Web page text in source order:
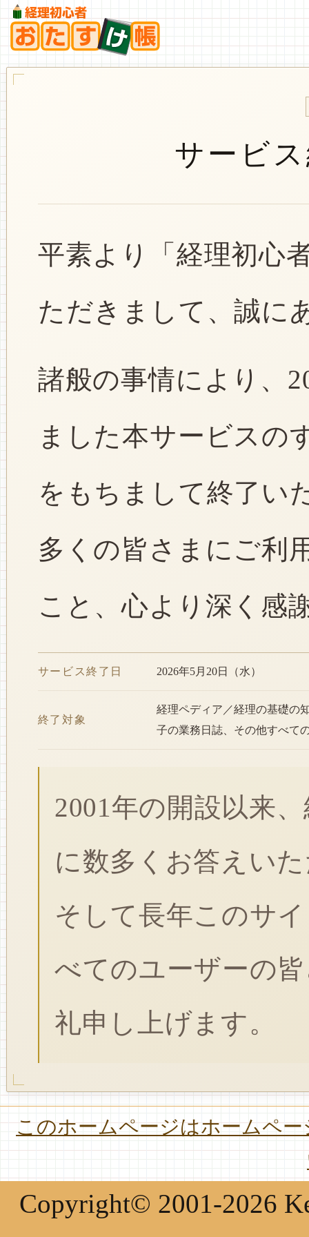
サービ
平素より「経理初心
ただきまして、誠に
諸般の事情により、
ました本サービスの
をもちまして終了い
多くの皆さまにご利
こと、心より深く感
サービス終了日 2026年5月20日（水）
終了対象
経理ペディア／経理の基礎の
子の業務日誌、その他すべて
2001年の開設以来
に数多くお答えい
そして長年このサ
べてのユーザーの
礼申し上げます。
このホームページはホームペ
Copyright© 2001-2026